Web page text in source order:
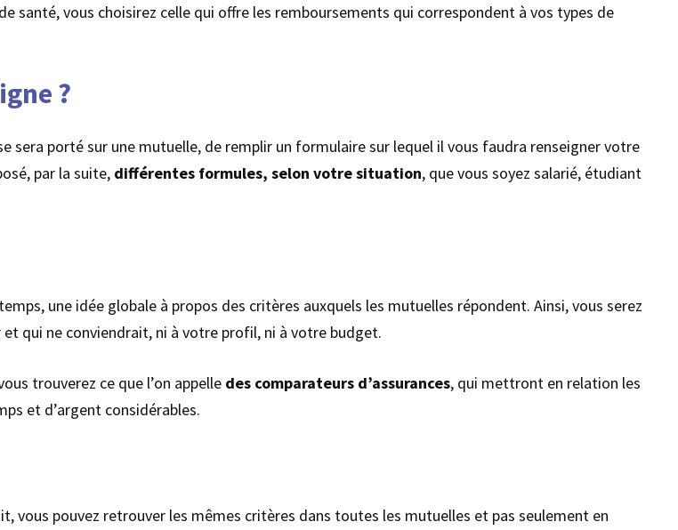
santé, vous choisirez celle qui offre les remboursements qui correspondent à vos types de
?
sera porté sur une mutuelle, de remplir un formulaire sur lequel il vous faudra renseigner votre
par la suite, différentes formules, selon votre situation, que vous soyez salarié, étudiant
une idée globale à propos des critères auxquels les mutuelles répondent. Ainsi, vous serez
qui ne conviendrait, ni à votre profil, ni à votre budget.
trouverez ce que l’on appelle des comparateurs d’assurances, qui mettront en relation les
et d’argent considérables.
vous pouvez retrouver les mêmes critères dans toutes les mutuelles et pas seulement en